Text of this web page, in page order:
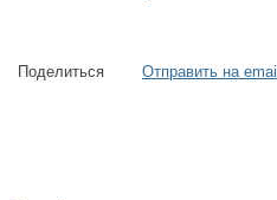
Поделиться Отправить на email